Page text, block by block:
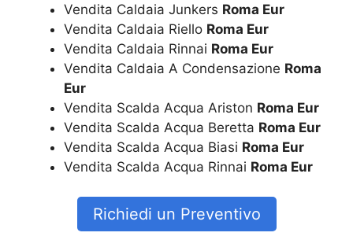
Vendita Caldaia Junkers Roma Eur
Vendita Caldaia Riello Roma Eur
Vendita Caldaia Rinnai Roma Eur
Vendita Caldaia A Condensazione Roma
Eur
Vendita Scalda Acqua Ariston Roma Eur
Vendita Scalda Acqua Beretta Roma Eur
Vendita Scalda Acqua Biasi Roma Eur
Vendita Scalda Acqua Rinnai Roma Eur
Richiedi un Preventivo